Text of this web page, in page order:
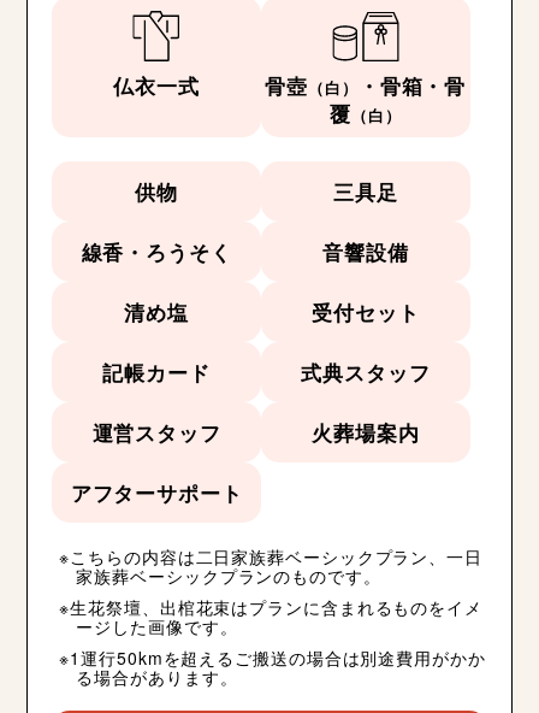
仏衣一式 骨壺 （白）
・骨箱・骨
覆 （白）
供物 三具足
線香・ろうそく 音響設備
清め塩 受付セット
記帳カード 式典スタッフ
運営スタッフ 火葬場案内
アフターサポート
こちらの内容は二日家族葬ベーシックプラン、一日
家族葬ベーシックプランのものです。
生花祭壇、出棺花束はプランに含まれるものをイメ
ージした画像です。
1運行50kmを超えるご搬送の場合は別途費用がかか
る場合があります。